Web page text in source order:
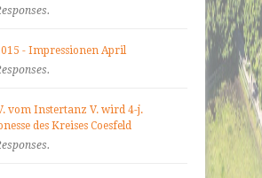
- Impressionen April
vom Instertanz V. wird 4-j.
des Kreises Coesfeld